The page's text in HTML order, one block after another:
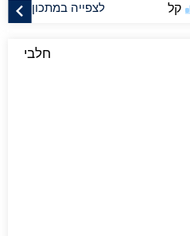
לצפייה במתכון קל
חלבי